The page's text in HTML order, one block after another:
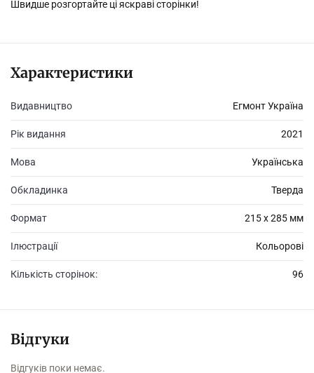
Швидше розгортайте ці яскраві сторінки!
Характеристики
Видавництво Егмонт Україна
Рік видання 2021
Мова Українська
Обкладинка Тверда
Формат 215 х 285 мм
Ілюстрації Кольорові
Кількість сторінок: 96
Відгуки
Відгуків поки немає.